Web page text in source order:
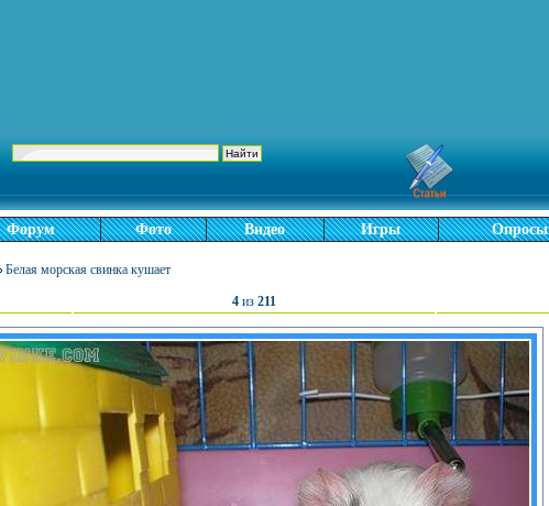
Форум Фото Видео Игры Опросы
Белая морская свинка кушает
4из 211